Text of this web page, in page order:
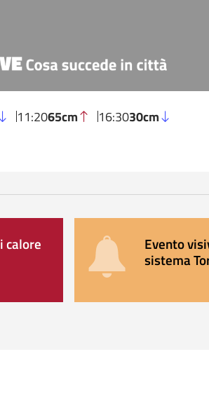
11:2065cm 16:3030cm
calore Evento
sistema